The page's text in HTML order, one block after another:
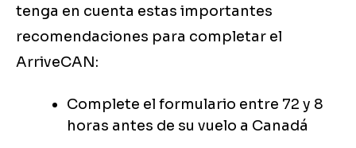
tenga en cuenta estas importantes
recomendaciones para completar el
ArriveCAN:
Complete el formulario entre 72 y 8
horas antes de su vuelo a Canadá